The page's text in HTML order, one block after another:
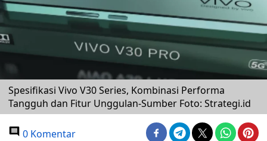
Spesifikasi Vivo V30 Series, Kombinasi Performa
Tangguh dan Fitur Unggulan-Sumber Foto: Strategi.id
0 Komentar